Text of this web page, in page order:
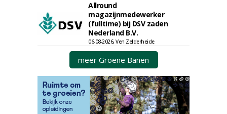
Allround
magazijnmedewerker
(fulltime) bij DSV zaden
Nederland B.V.
06-08-2026, Ven Zelderheide
meer Groene Banen